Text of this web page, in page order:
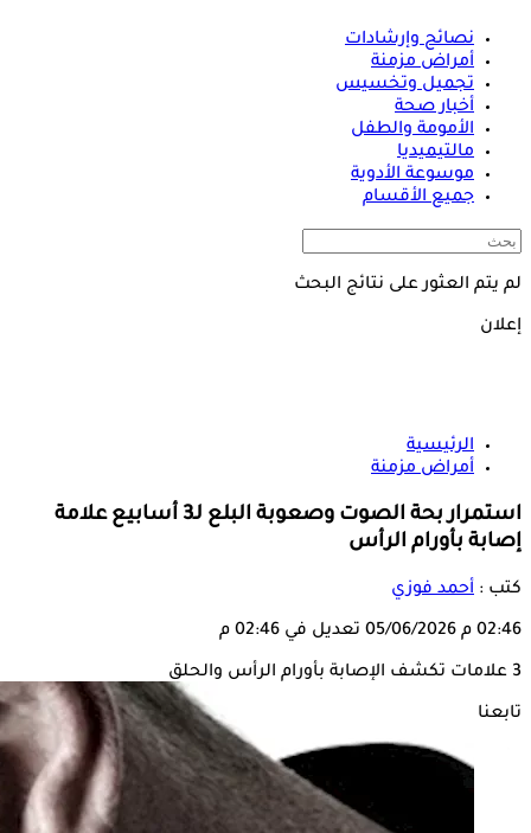
نصائح وإرشادات
أمراض مزمنة
تجميل وتخسيس
أخبار صحة
الأمومة والطفل
مالتيميديا
موسوعة الأدوية
جميع الأقسام
لم يتم العثور على نتائج البحث
إعلان
الرئيسية
أمراض مزمنة
استمرار بحة الصوت وصعوبة البلع لـ3 أسابيع علامة
إصابة بأورام الرأس
كتب : أحمد فوزي
02:46 م 05/06/2026 تعديل في 02:46 م
3 علامات تكشف الإصابة بأورام الرأس والحلق
تابعنا على